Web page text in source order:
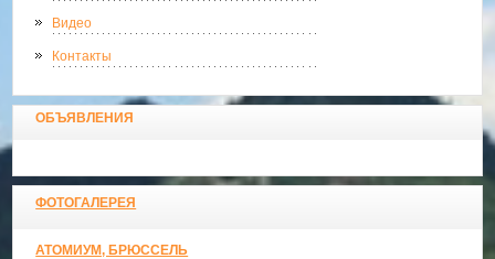
Видео
Контакты
ОБЪЯВЛЕНИЯ
ФОТОГАЛЕРЕЯ
АТОМИУМ, БРЮССЕЛЬ